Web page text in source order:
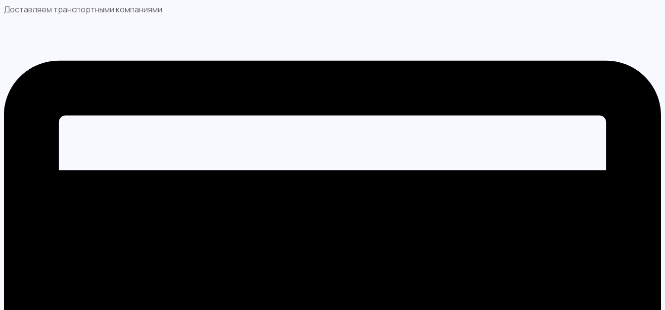
Доставляем транспортными компаниями